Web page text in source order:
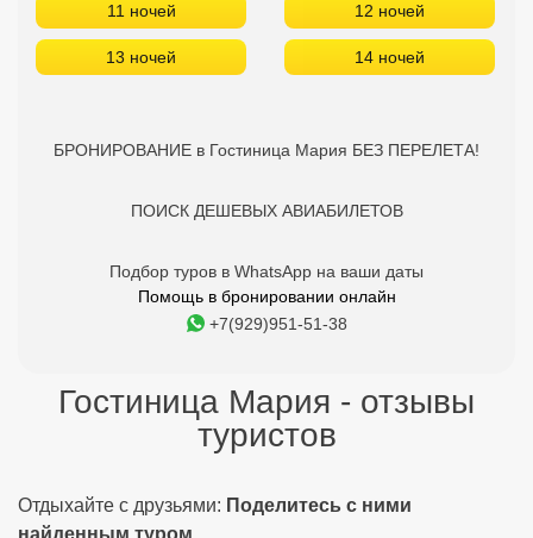
11 ночей 12 ночей
13 ночей 14 ночей
БРОНИРОВАНИЕ в Гостиница Мария БЕЗ ПЕРЕЛЕТА!
ПОИСК ДЕШЕВЫХ АВИАБИЛЕТОВ
Подбор туров в WhatsApp на ваши даты
Помощь в бронировании онлайн
+7(929)951-51-38
Гостиница Мария - отзывы
туристов
Отдыхайте с друзьями: Поделитесь с ними
найденным туром.